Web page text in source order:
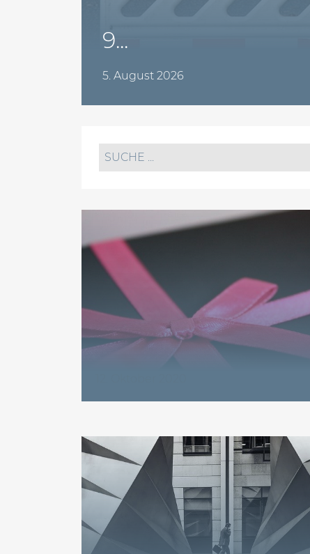
9...
5. August 2026